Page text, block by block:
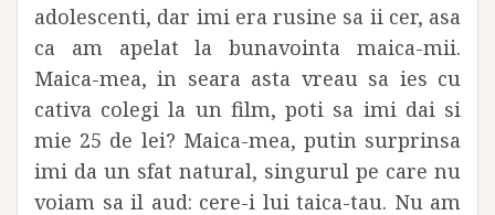
adolescenti, dar imi era rusine sa ii cer, asa
ca am apelat la bunavointa maica-mii.
Maica-mea, in seara asta vreau sa ies cu
cativa colegi la un film, poti sa imi dai si
mie 25 de lei? Maica-mea, putin surprinsa
imi da un sfat natural, singurul pe care nu
voiam sa il aud: cere-i lui taica-tau. Nu am